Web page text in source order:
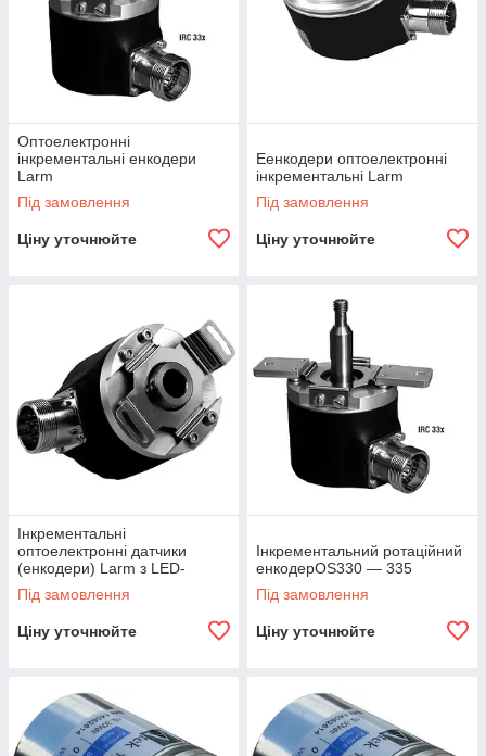
Оптоелектронні
інкрементальні енкодери
Larm
Під замовлення
Ціну уточнюйте
Еенкодери оптоелектронні
інкрементальні Larm
Під замовлення
Ціну уточнюйте
Інкрементальні
оптоелектронні датчики
(енкодери) Larm з LED-
діодом
Під замовлення
Ціну уточнюйте
Інкрементальний ротаційний
енкодерOS330 — 335
Під замовлення
Ціну уточнюйте